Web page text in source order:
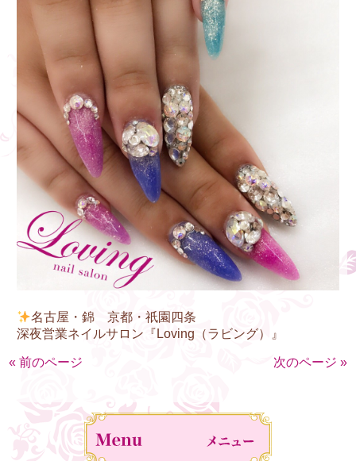
名古屋・錦 京都・祇園四条
深夜営業ネイルサロン『Loving（ラビング）』
« 前のページ 次のページ »